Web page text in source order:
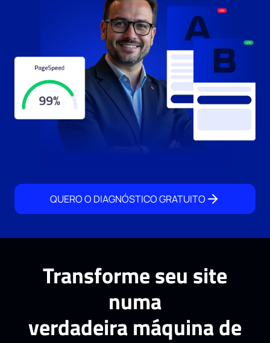
QUERO O DIAGNÓSTICO GRATUITO
Transforme seu site
numa
verdadeira máquina de